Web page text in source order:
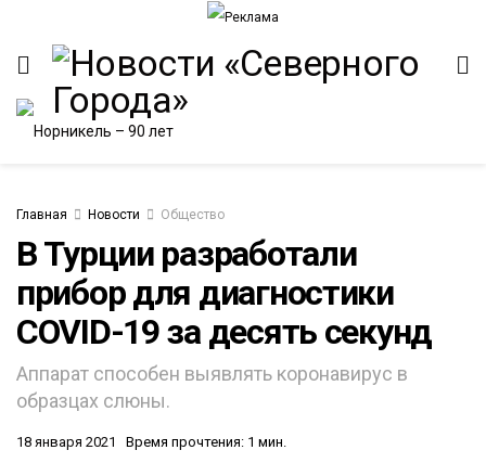
Главная Новости Общество
В Турции разработали
прибор для диагностики
COVID-19 за десять секунд
Аппарат способен выявлять коронавирус в
образцах слюны.
18 января 2021 Время прочтения: 1 мин.